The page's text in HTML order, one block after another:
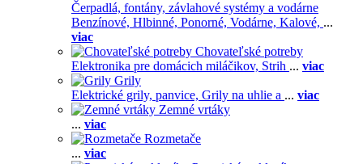
Čerpadlá, fontány, závlahové systémy a vodárne
Benzínové, Hlbinné, Ponorné, Vodárne, Kalové, ...
viac
Chovateľské potreby
Elektronika pre domácich miláčikov, Strih ... viac
Grily
Elektrické grily, panvice, Grily na uhlie a ... viac
Zemné vrtáky
... viac
Rozmetače
... viac